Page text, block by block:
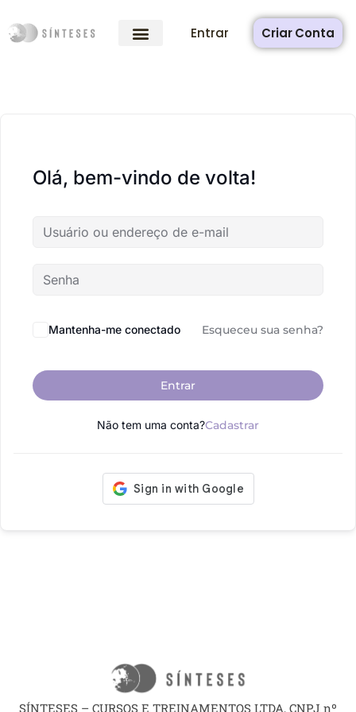
Entrar Criar Conta
Olá, bem-vindo de volta!
Mantenha-me conectado Esqueceu sua senha?
Entrar
Não tem uma conta?Cadastrar
SÍNTESES – CURSOS E TREINAMENTOS LTDA, CNPJ nº